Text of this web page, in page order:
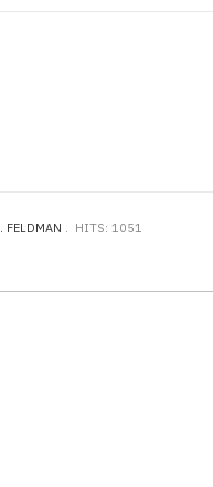
FELDMAN HITS: 1051